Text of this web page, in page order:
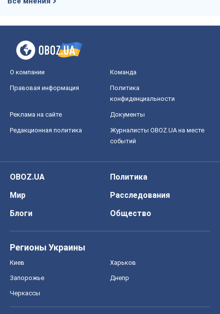
О компании Команда
Правовая информация
Политика
конфиденциальности
Реклама на сайте Документы
Редакционная политика
Журналисты OBOZ.UA на месте
событий
OBOZ.UA
Политика
Мир
Расследования
Блоги
Общество
Регионы Украины
Киев Харьков
Запорожье Днепр
Черкассы